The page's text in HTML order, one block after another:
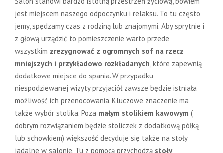
jest miejscem naszego odpoczynku i relaksu. To tu często
jemy, spędzamy czas z rodziną lub znajomymi. Aby sprytnie i
z głową urządzić to pomieszczenie warto przede
wszystkim zrezygnować z ogromnych sof na rzecz
mniejszych i przykładowo rozkładanych, które zapewnią
dodatkowe miejsce do spania. W przypadku
niespodziewanej wizyty przyjaciół zawsze będzie istniała
możliwość ich przenocowania. Kluczowe znaczenie ma
także wybór stolika. Poza małym stolikiem kawowym (
dobrym rozwiązaniem będzie stoliczek z dodatkową półką
lub schowkiem) większość decyduje się także na stoły
jadalne w salonie. Tu z pomocą przychodzą stoły